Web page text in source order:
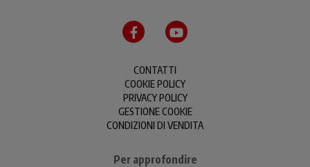
CONTATTI
COOKIE POLICY
PRIVACY POLICY
GESTIONE COOKIE
CONDIZIONI DI VENDITA
Per approfondire